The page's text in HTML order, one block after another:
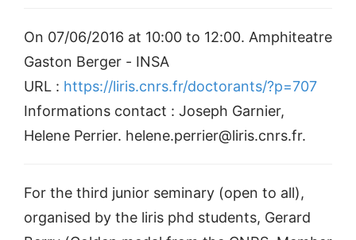
On 07/06/2016 at 10:00 to 12:00. Amphiteatre
Gaston Berger - INSA
URL : https://liris.cnrs.fr/doctorants/?p=707
Informations contact : Joseph Garnier,
Helene Perrier. helene.perrier@liris.cnrs.fr.
For the third junior seminary (open to all),
organised by the liris phd students, Gerard